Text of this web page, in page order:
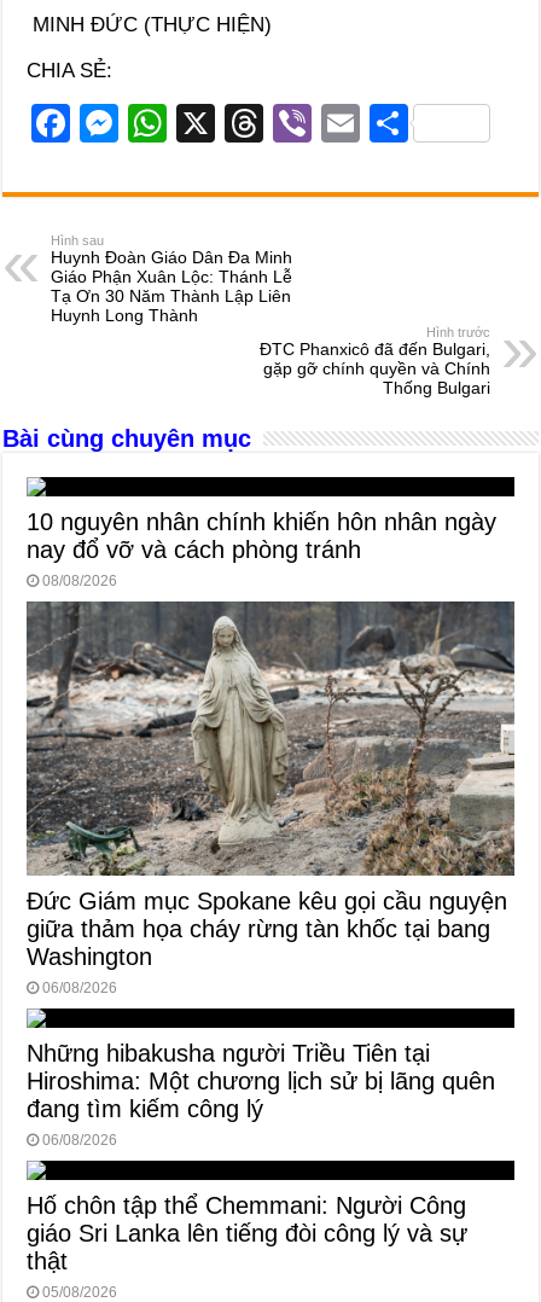
MINH ĐỨC (THỰC HIỆN)
CHIA SẺ:
F
c
e
b
o
M
ss
n
g
W
at
A
p
X
T
e
d
s
Vi
er
E
ail
S
ar
Hình sau
Huynh Đoàn Giáo Dân Đa Minh
Giáo Phận Xuân Lộc: Thánh Lễ
Tạ Ơn 30 Năm Thành Lập Liên
Huynh Long Thành
Hình trước
ĐTC Phanxicô đã đến Bulgari,
gặp gỡ chính quyền và Chính
Thống Bulgari
Bài cùng chuyên mục
10 nguyên nhân chính khiến hôn nhân ngày
nay đổ vỡ và cách phòng tránh
08/08/2026
Đức Giám mục Spokane kêu gọi cầu nguyện
giữa thảm họa cháy rừng tàn khốc tại bang
Washington
06/08/2026
Những hibakusha người Triều Tiên tại
Hiroshima: Một chương lịch sử bị lãng quên
đang tìm kiếm công lý
06/08/2026
Hố chôn tập thể Chemmani: Người Công
giáo Sri Lanka lên tiếng đòi công lý và sự
thật
05/08/2026